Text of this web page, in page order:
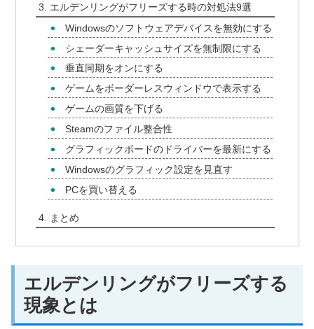
エルデンリングがフリーズする時の対処法9選
Windowsのソフトウェアデバイスを無効にする
シェーダーキャッシュサイズを無制限にする
垂直同期をオンにする
ゲームをボーダーレスウィンドウで表示する
ゲームの画質を下げる
Steamのファイル整合性
グラフィックボードのドライバーを最新にする
Windowsのグラフィック設定を見直す
PCを買い替える
まとめ
エルデンリングがフリーズする
現象とは